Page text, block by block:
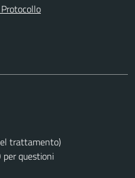
trattamento)
per questioni